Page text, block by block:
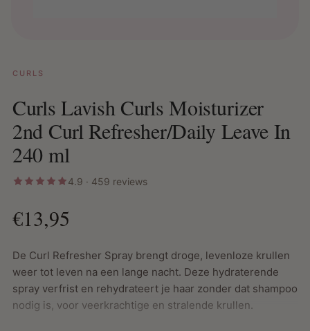
CURLS
Curls Lavish Curls Moisturizer
2nd Curl Refresher/Daily Leave In
240 ml
4.9 · 459 reviews
€13,95
De Curl Refresher Spray brengt droge, levenloze krullen
weer tot leven na een lange nacht. Deze hydraterende
spray verfrist en rehydrateert je haar zonder dat shampoo
nodig is, voor veerkrachtige en stralende krullen.